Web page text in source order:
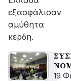
εξασφάλισαν
αμύθητα
κέρδη.
19